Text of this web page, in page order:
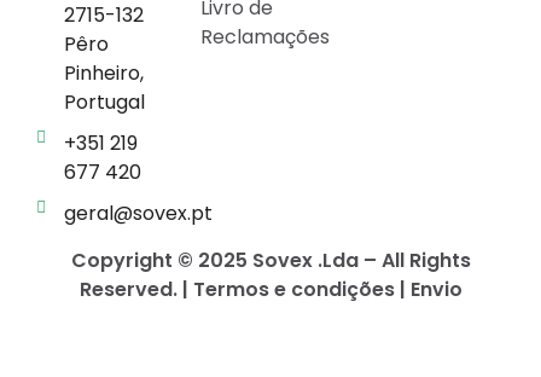
2715-132
Pêro
Pinheiro,
Portugal
+351 219
677 420
geral@sovex.pt
Livro de
Reclamações
Copyright © 2025 Sovex .Lda – All Rights
Reserved. | Termos e condições | Envio